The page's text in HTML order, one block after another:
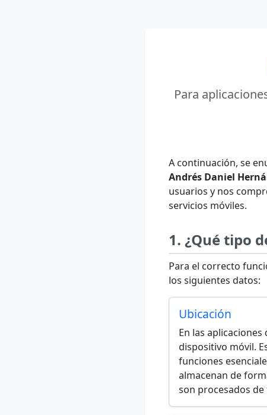
Para
A continuación, se
Andrés Daniel
usuarios y nos
servicios móviles.
1. ¿Qué tipo
Para el correcto
los siguientes datos:
Ubicación
En las
dispositivo móvil.
funciones
almacenan de
son procesados